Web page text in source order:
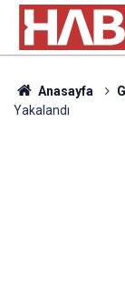
Anasayfa
Yakalandı